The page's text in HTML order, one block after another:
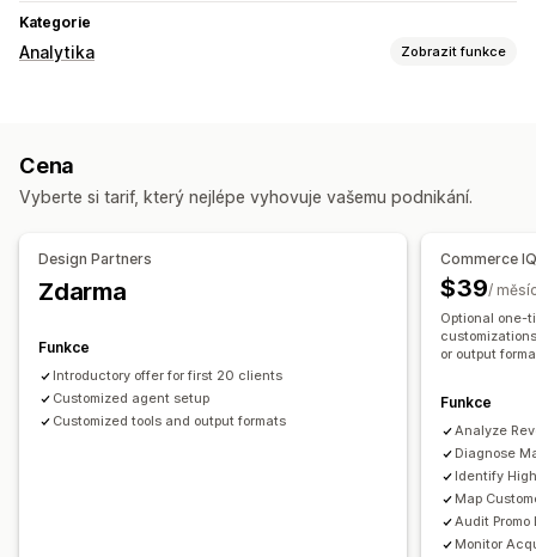
Kategorie
Analytika Zobrazit funkce
Analýza věrnosti
Opuštěný košík
Vizuály a výkazy
Panel analytiky Vlastní panely Srovnávací testy
Cena
Vyberte si tarif, který nejlépe vyhovuje vašemu podnikání.
Design Partners
Zdarma
Funkce
Introductory offer for first 20 clients
Customized agent setup
Customized tools and output formats
Commerce
$39/
Optional one-
or output
Funkce
Analyze
Diagnose
Identify
Map
Audit
Monitor